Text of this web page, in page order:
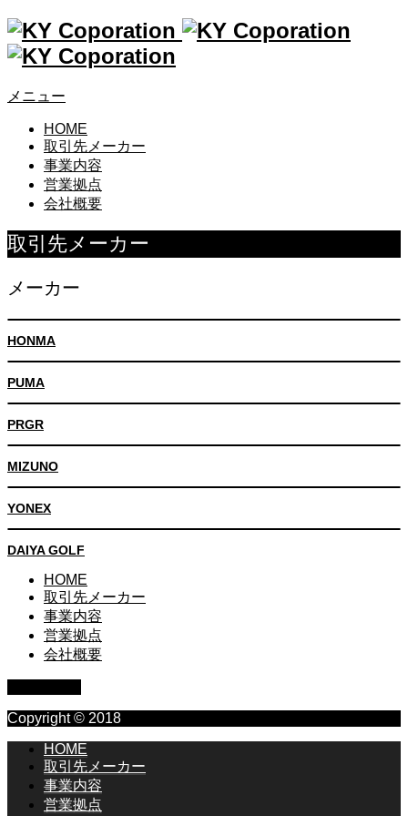
メニュー
HOME
取引先メーカー
事業内容
営業拠点
会社概要
取引先メーカー
メーカー
HONMA
PUMA
PRGR
MIZUNO
YONEX
DAIYA GOLF
HOME
取引先メーカー
事業内容
営業拠点
会社概要
Copyright © 2018
HOME
取引先メーカー
事業内容
営業拠点